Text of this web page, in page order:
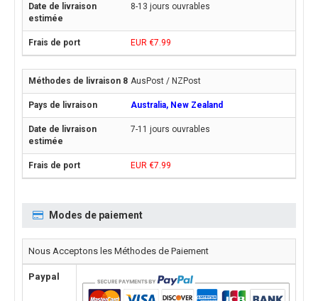
8-13 jours ouvrables
EUR €7.99
AusPost / NZPost
Australia, New Zealand
7-11 jours ouvrables
EUR €7.99
Modes de paiement
Nous Acceptons les Méthodes de Paiement
Paypal